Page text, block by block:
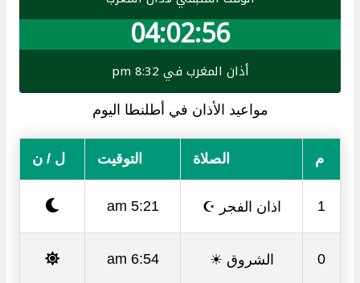
04:02:55
أذان المغرب في 8:32 pm
مواعيد الأذان في أطلنطا اليوم
م الصلاة التوقيت ل / ن
1 اذان الفجر ☪ 5:21 am
0 الشروق ☀ 6:54 am